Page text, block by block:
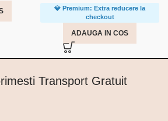
💎 Premium: Extra reducere la
checkout
ADAUGA IN COS
Transport Gratuit